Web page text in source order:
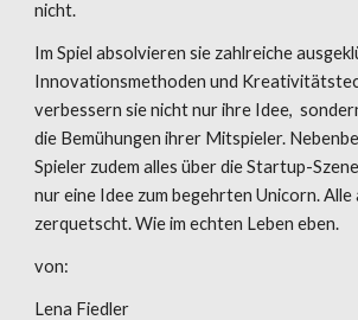
nicht.
Im Spiel absolvieren sie zahlreiche
Innovationsmethoden und
verbessern sie nicht nur ihre Idee,
die Bemühungen ihrer Mitspieler.
Spieler zudem alles über die Startup-
nur eine Idee zum begehrten Unicorn.
zerquetscht. Wie im echten Leben eben.
von:
Lena Fiedler